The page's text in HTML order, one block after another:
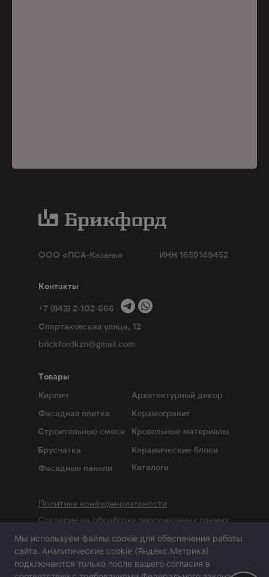
ИНН 1659149452
Согласие на обработку персональных данных
Политика конфиденциальности
Фасадная плитка
Кирпич Архитектурный декор
Фасадные панели
Керамогранит
Строительные смеси
Каталоги
Товары
Контакты
Брусчатка
+7 (843) 2-102-666
ООО «ПСА-Казань»
Кровельные материалы
Керамические блоки
Сайт не является публичной офертой,
определяемой положениями статьи 437 ГК РФ
brickfordkzn@gmail.com
Спартаковская улица, 12
Мы используем файлы cookie для обеспечения работы
сайта. Аналитические cookie (Яндекс.Метрика)
подключаются только после вашего согласия в